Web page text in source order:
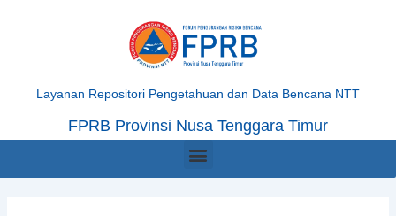
Layanan Repositori Pengetahuan dan Data Bencana NTT
FPRB Provinsi Nusa Tenggara Timur
Menu